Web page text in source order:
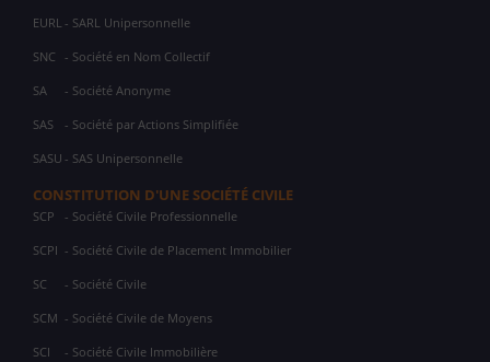
EURL - SARL Unipersonnelle
SNC - Société en Nom Collectif
SA - Société Anonyme
SAS - Société par Actions Simplifiée
SASU - SAS Unipersonnelle
CONSTITUTION D'UNE SOCIÉTÉ CIVILE
SCP - Société Civile Professionnelle
SCPI - Société Civile de Placement Immobilier
SC - Société Civile
SCM - Société Civile de Moyens
SCI - Société Civile Immobilière